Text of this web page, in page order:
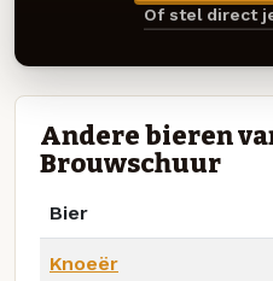
Of stel direct
Andere bieren
Brouwschuur
Bier
Knoeër